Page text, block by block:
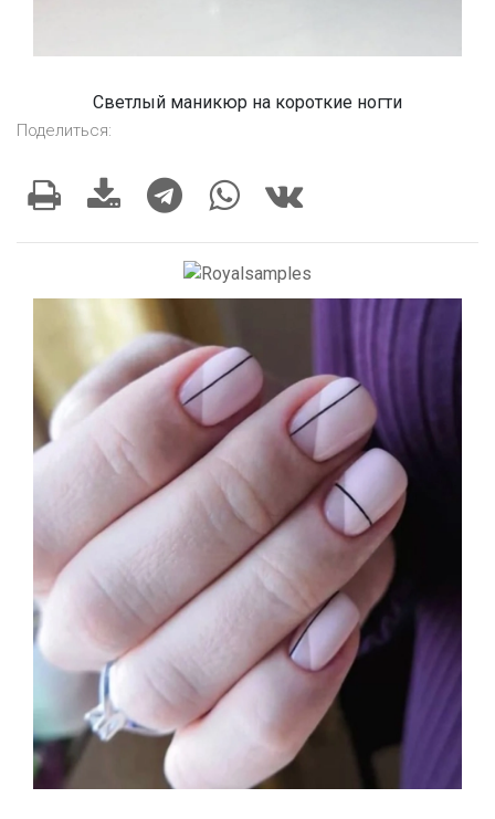
Светлый маникюр на короткие ногти
Поделиться: